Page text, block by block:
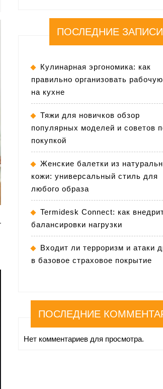
ПОСЛЕДНИЕ ЗАПИСИ
Кулинарная эргономика: как
правильно организовать
на кухне
Тяжи для новичков обзор
популярных моделей и советов
покупкой
Женские балетки из
кожи: универсальный стиль для
любого образа
Termidesk Connect: как
балансировки нагрузки
Входит ли терроризм и атаки
в базовое страховое покрытие
ПОСЛЕДНИЕ
Нет комментариев для просмотра.